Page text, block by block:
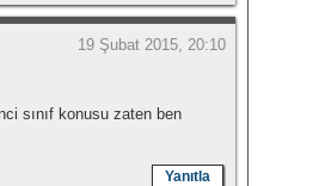
19 Şubat 2015, 20:10
sınıf konusu zaten ben
Yanıtla